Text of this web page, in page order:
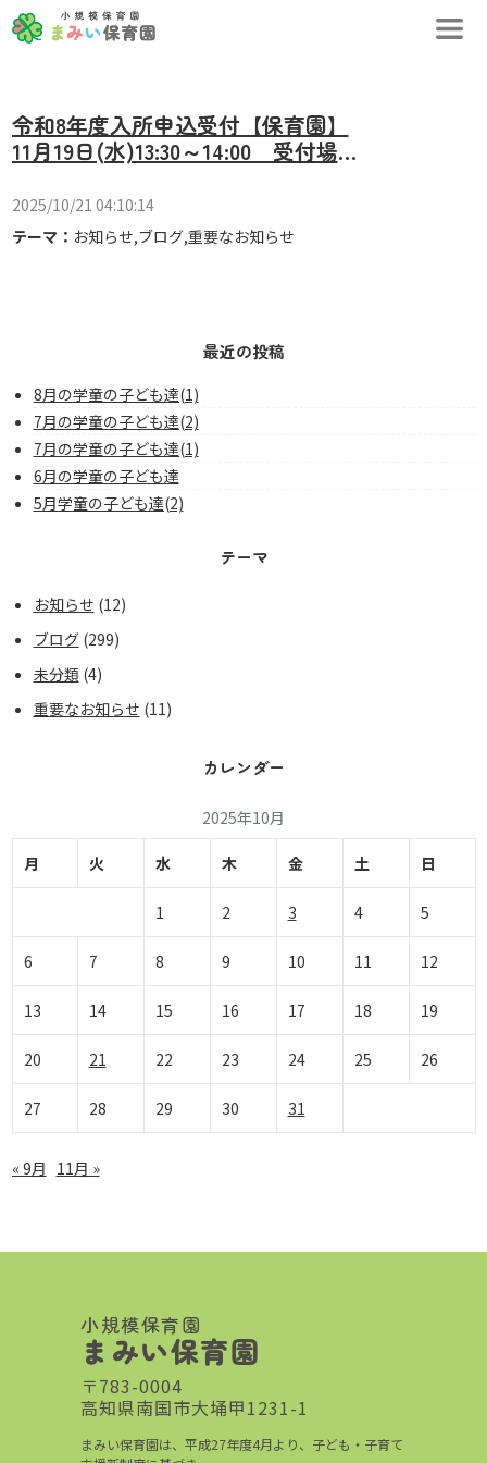
令和8年度入所申込受付【保育園】
11月19日(水)13:30～14:00 受付場
2025/10/21 04:10:14
テーマ： お知らせ,ブログ,重要なお知らせ
最近の投稿
8月の学童の子ども達(1)
7月の学童の子ども達(2)
7月の学童の子ども達(1)
6月の学童の子ども達
5月学童の子ども達(2)
テーマ
お知らせ (12)
ブログ(299)
未分類 (4)
重要なお知らせ (11)
カレンダー
2025年10月
月 火 水 木 金 土 日
1 2 3 4 5
6 7 8 9 10 11 12
13 14 15 16 17 18 19
20 21 22 23 24 25 26
27 28 29 30 31
« 9月 11月 »
小規模保育園
まみい保育園
〒783-0004
高知県南国市大埇甲1231-1
まみい保育園は、平成27年度4月より、子ども・子育て